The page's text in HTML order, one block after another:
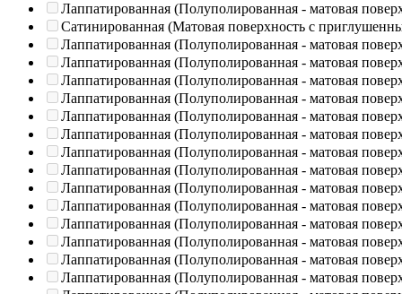
Лаппатированная (Полуполированная - матовая
Сатинированная (Матовая поверхность с
Лаппатированная (Полуполированная - матовая
Лаппатированная (Полуполированная - матовая
Лаппатированная (Полуполированная - матовая
Лаппатированная (Полуполированная - матовая
Лаппатированная (Полуполированная - матовая
Лаппатированная (Полуполированная - матовая
Лаппатированная (Полуполированная - матовая
Лаппатированная (Полуполированная - матовая
Лаппатированная (Полуполированная - матовая
Лаппатированная (Полуполированная - матовая
Лаппатированная (Полуполированная - матовая
Лаппатированная (Полуполированная - матовая
Лаппатированная (Полуполированная - матовая
Лаппатированная (Полуполированная - матовая